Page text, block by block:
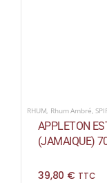
RHUM, Rhum Ambré,
APPLETON
(JAMAIQUE)
39,80 € TTC